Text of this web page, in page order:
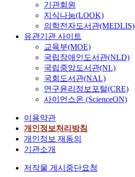
기관회원
지식나눔(LOOK)
의학전자도서관(MEDLIS)
유관기관 사이트
교육부(MOE)
국립장애인도서관(NLD)
국립중앙도서관(NL)
국회도서관(NAL)
연구윤리정보포털(CRE)
사이언스온 (ScienceON)
이용약관
개인정보처리방침
개인정보 재동의
기관소개
저작물 게시중단요청